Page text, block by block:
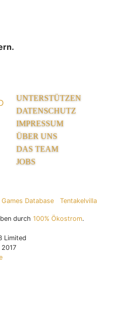
UNTERSTÜTZEN
DATENSCHUTZ
IMPRESSUM
ÜBER UNS
DAS TEAM
JOBS
Games Database Tentakelvilla
durch 100% Ökostrom.
Limited